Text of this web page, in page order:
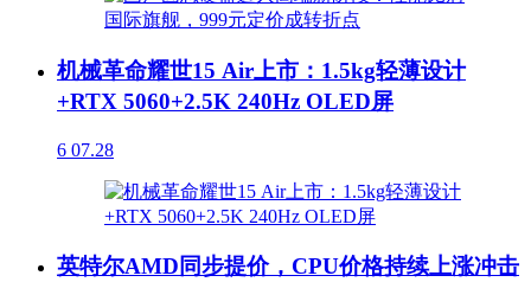
机械革命耀世15 Air上市：1.5kg轻薄设计
+RTX 5060+2.5K 240Hz OLED屏
6 07.28
英特尔AMD同步提价，CPU价格持续上涨冲击